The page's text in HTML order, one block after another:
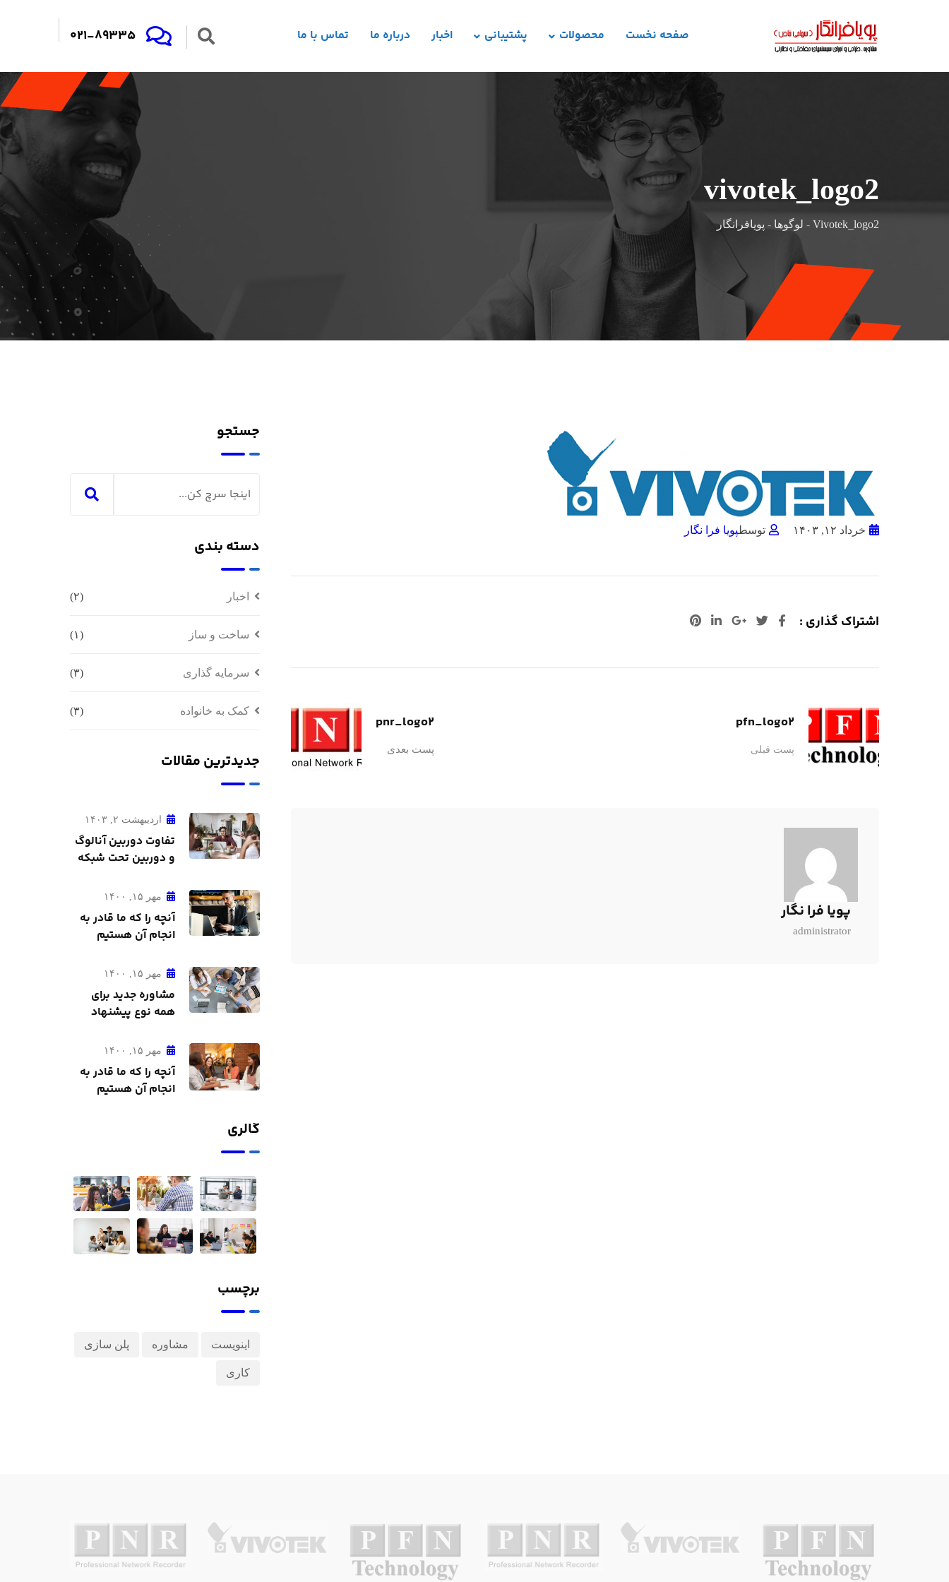
صفحه نخست محصولات پشتیبانی اخبار درباره ما تماس با ما 021-89335
vivotek_logo2
Vivotek_logo2
- لوگوها - پویافرانگار
خرداد ۱۲, ۱۴۰۳ توسطپویا فرا نگار
اشتراک گذاری : لینکدینپینترست
pfn_logo2
پست قبلی
pnr_logo2
پست بعدی
پویا فرا نگار
administrator
جستجو
دسته بندی
اخبار (۲)
ساخت و ساز (۱)
سرمایه گذاری (۳)
کمک به خانواده (۳)
جدیدترین مقالات
اردیبهشت ۲, ۱۴۰۳
تفاوت دوربین آنالوگ
و دوربین تحت شبکه
مهر ۱۵, ۱۴۰۰
آنچه را که ما قادر به
انجام آن هستیم
مهر ۱۵, ۱۴۰۰
مشاوره جدید برای
همه نوع پیشنهاد
مهر ۱۵, ۱۴۰۰
آنچه را که ما قادر به
انجام آن هستیم
گالری
برچسب
اینویست مشاوره پلن سازی
کاری